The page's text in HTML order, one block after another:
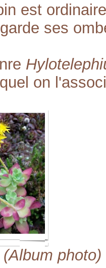
est
ses
on
photo)